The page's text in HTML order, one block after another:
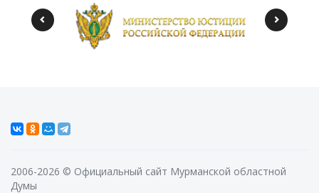
2006-2026 © Официальный сайт Мурманской областной
Думы